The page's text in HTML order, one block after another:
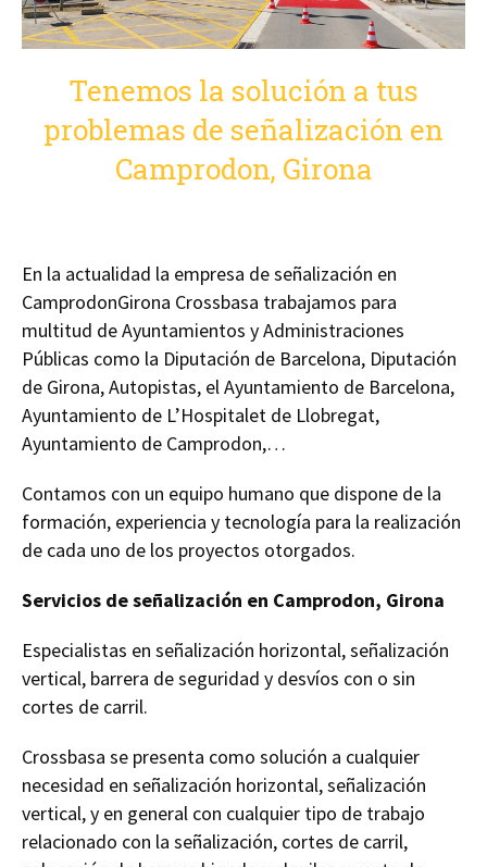
Tenemos la solución a tus
problemas de señalización en
Camprodon, Girona
En la actualidad la empresa de señalización en
CamprodonGirona Crossbasa trabajamos para
multitud de Ayuntamientos y Administraciones
Públicas como la Diputación de Barcelona, Diputación
de Girona, Autopistas, el Ayuntamiento de Barcelona,
Ayuntamiento de L’Hospitalet de Llobregat,
Ayuntamiento de Camprodon,…
Contamos con un equipo humano que dispone de la
formación, experiencia y tecnología para la realización
de cada uno de los proyectos otorgados.
Servicios de señalización en Camprodon, Girona
Especialistas en señalización horizontal, señalización
vertical, barrera de seguridad y desvíos con o sin
cortes de carril.
Crossbasa se presenta como solución a cualquier
necesidad en señalización horizontal, señalización
vertical, y en general con cualquier tipo de trabajo
relacionado con la señalización, cortes de carril,